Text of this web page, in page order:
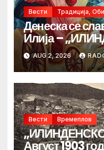
Вести Традиција,
Денеска се
Илија –
AUG 2, 2026
Вести Времеплов
Август 1903